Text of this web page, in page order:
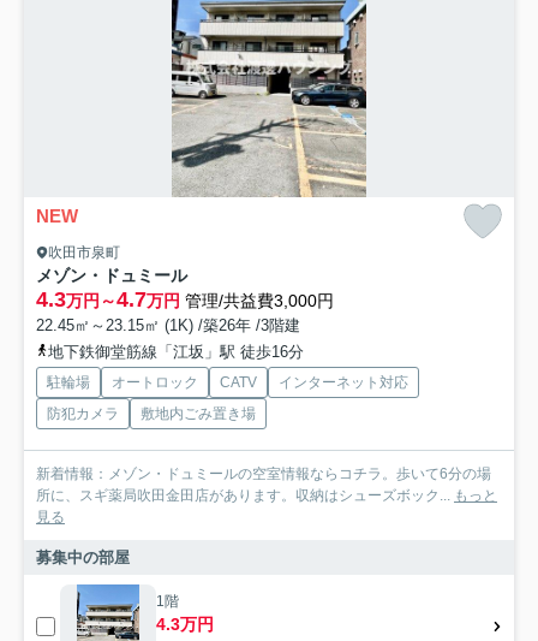
NEW
吹田市泉町
メゾン・ドュミール
4.3万円～4.7万円 管理/共益費3,000円
22.45㎡～23.15㎡ (1K) /築26年 /3階建
地下鉄御堂筋線「江坂」駅 徒歩16分
駐輪場 オートロック CATV
インターネット対応
防犯カメラ
敷地内ごみ置き場
新着情報：メゾン・ドュミールの空室情報ならコチラ。歩いて6分の場
所に、スギ薬局吹田金田店があります。収納はシューズボック... もっと
見る
募集中の部屋
1階
4.3万円